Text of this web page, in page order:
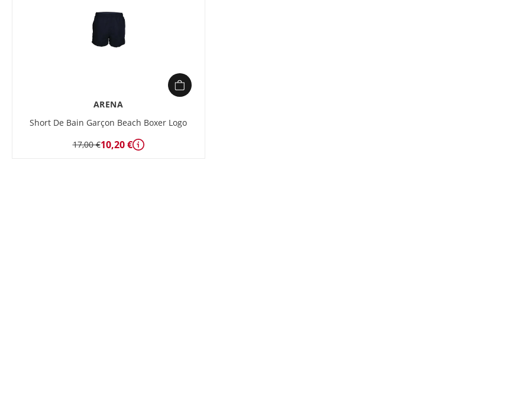
ARENA
Short De Bain Garçon Beach Boxer Logo
17,00 €10,20 € Détails